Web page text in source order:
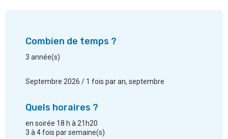
Combien de temps ?
3 année(s)
Septembre 2026 / 1 fois par an, septembre
Quels horaires ?
en soirée 18 h à 21h20
3 à 4 fois par semaine(s)